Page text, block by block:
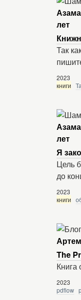
лет
Так
2023
книги
лет
Я
Цель
до
2023
книги
The
Книга
2023
pdflow